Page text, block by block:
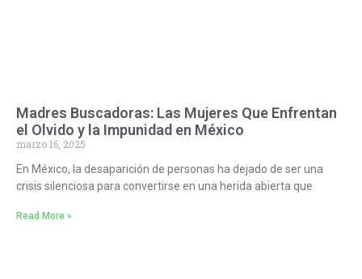
Madres Buscadoras: Las Mujeres Que Enfrentan
el Olvido y la Impunidad en México
marzo 16, 2025
En México, la desaparición de personas ha dejado de ser una
crisis silenciosa para convertirse en una herida abierta que
Read More »